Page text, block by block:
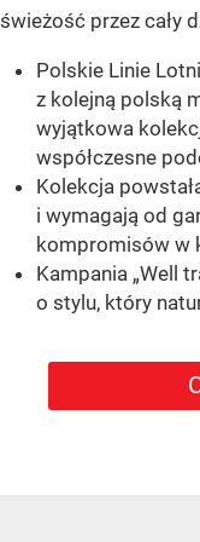
świeżość przez cały
Polskie Linie
z kolejną polską
wyjątkowa
współczesne
Kolekcja
i wymagają od
kompromisów w
Kampania „Well
o stylu, który